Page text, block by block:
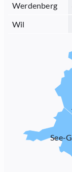
Werdenberg
Wil
See-